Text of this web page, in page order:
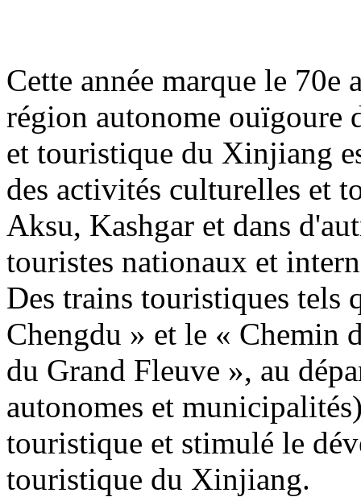
Cette année marque le
région autonome
et touristique du Xinjiang
des activités culturelles et
Aksu, Kashgar et dans
touristes nationaux et
Des trains touristiques tels
Chengdu » et le « Chemin
du Grand Fleuve », au
autonomes et
touristique et stimulé le
touristique du Xinjiang.